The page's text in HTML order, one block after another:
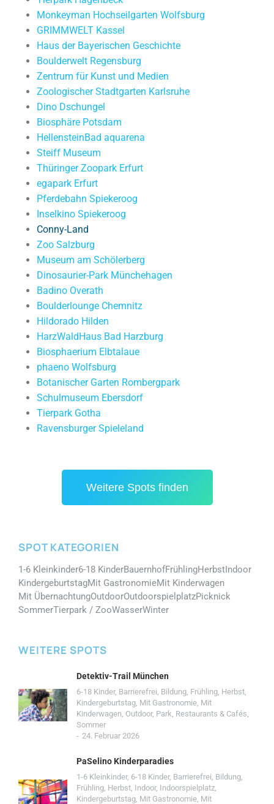
Monkeyman Hochseilgarten Wolfsburg
GRIMMWELT Kassel
Haus der Bayerischen Geschichte
Boulderwelt Regensburg
Zentrum für Kunst und Medien
Zoologischer Stadtgarten Karlsruhe
Dino Dschungel
Biosphäre Potsdam
HellensteinBad aquarena
Steiff Museum
Thüringer Zoopark Erfurt
egapark Erfurt
Pferdebahn Spiekeroog
Inselkino Spiekeroog
Conny-Land
Zoo Salzburg
Museum am Schölerberg
Dinosaurier-Park Münchehagen
Badino Overath
Boulderlounge Chemnitz
Hildorado Hilden
HarzWaldHaus Bad Harzburg
Biosphaerium Elbtalaue
phaeno Wolfsburg
Botanischer Garten Rombergpark
Schulmuseum Ebersdorf
Tierpark Gotha
Ravensburger Spieleland
Weitere Spots finden
SPOT KATEGORIEN
1-6 Kleinkinder6-18 KinderBauernhofFrühlingHerbstIndoor
KindergeburtstagMit GastronomieMit Kinderwagen
Mit ÜbernachtungOutdoorOutdoorspielplatzPicknick
SommerTierpark / ZooWasserWinter
WEITERE SPOTS
Detektiv-Trail München
6-18 Kinder, Barrierefrei, Bildung, Frühling, Herbst,
Kindergeburtstag, Mit Gastronomie, Mit
Kinderwagen, Outdoor, Park, Restaurants & Cafés,
Sommer
24. Februar 2026
PaSelino Kinderparadies
1-6 Kleinkinder, 6-18 Kinder, Barrierefrei, Bildung,
Frühling, Herbst, Indoor, Indoorspielplatz,
Kindergeburtstag, Mit Gastronomie, Mit